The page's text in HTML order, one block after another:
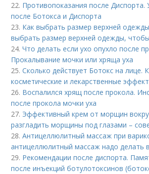
22. Противопоказания после Диспорта.
после Ботокса и Диспорта
23. Как выбрать размер верхней
выбрать размер верхней одежды,
24.Что делать если ухо опухло после
Прокалывание мочки или хряща уха
25.Сколько действует Ботокс на лице.
косметические и лекарственные
26. Воспалился хрящ после прокола.
после прокола мочки уха
27. Эффективный крем от морщин
разгладить морщины под глазами –
28.Антицеллюлитный массаж при
антицеллюлитный массаж надо делать
29. Рекомендации после диспорта.
после инъекций ботулотоксинов